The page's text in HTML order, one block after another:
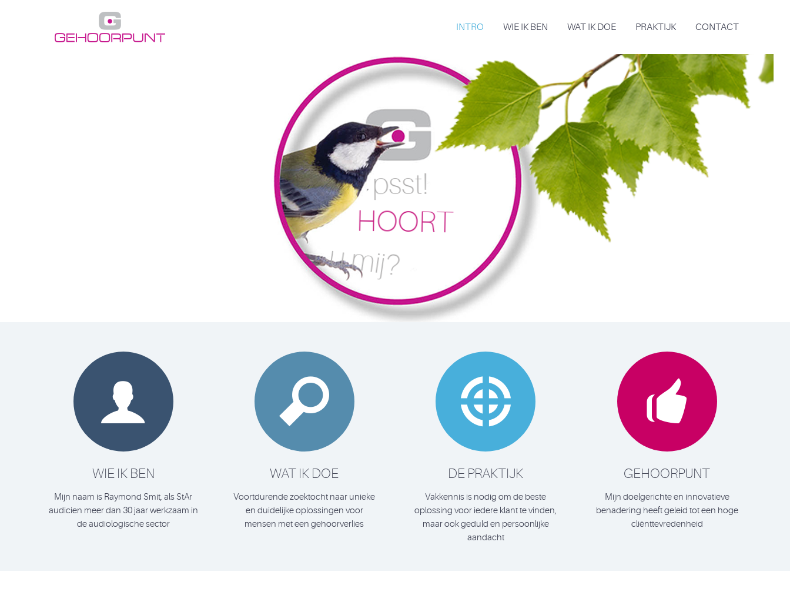
INTRO WIE IK BEN WAT IK DOE PRAKTIJK CONTACT
psst!
HOORT
u mij?

WIE IK BEN
Mijn naam is Raymond Smit, als StAr
audicien meer dan 30 jaar werkzaam in
de audiologische sector

WAT IK DOE
Voortdurende zoektocht naar unieke
en duidelijke oplossingen voor
mensen met een gehoorverlies

DE PRAKTIJK
Vakkennis is nodig om de beste
oplossing voor iedere klant te vinden,
maar ook geduld en persoonlijke
aandacht

GEHOORPUNT
Mijn doelgerichte en innovatieve
benadering heeft geleid tot een hoge
cliënttevredenheid